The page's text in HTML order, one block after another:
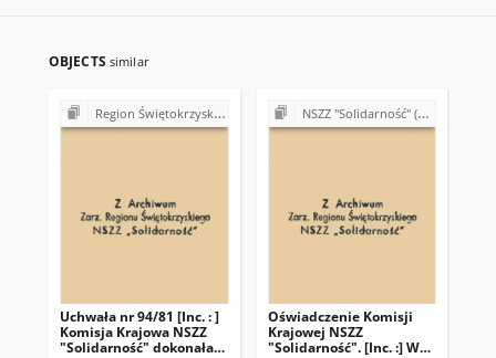
OBJECTS similar
Region Świętokrzyski NSZZ "Solidarność". Delegatura Ostrowiec Świętokrzyski (1980-1981)
Uchwała nr 94/81 [Inc. : ]
Komisja Krajowa NSZZ
"Solidarność" dokonała
NSZZ "Solidarność" (1980-1981)
Oświadczenie Komisji
Krajowej NSZZ
"Solidarność". [Inc. :] W